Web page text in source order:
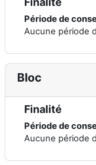
Période de
Aucune période
Bloc
Finalité
Période de
Aucune période